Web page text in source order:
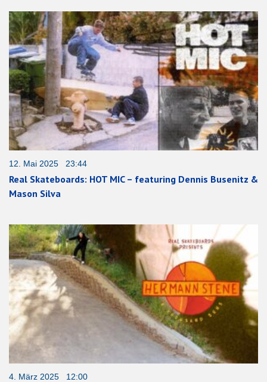
12. Mai 2025 23:44
Real Skateboards: HOT MIC – featuring Dennis Busenitz &
Mason Silva
4. März 2025 12:00